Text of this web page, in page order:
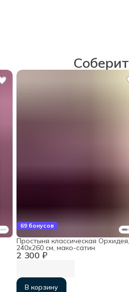
69 бонусов
2 300 ₽
Простыня классическая Орхидея,
240х260 см, мако-сатин
В корзину